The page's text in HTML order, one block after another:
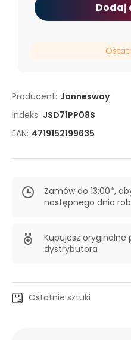
Producent: Jonnesway
Indeks: JSD71PP08S
EAN: 4719152199635
Zamów do 13:00*,
następnego dnia
Kupujesz
dystrybutora
Ostatnie sztuki
Dodaj